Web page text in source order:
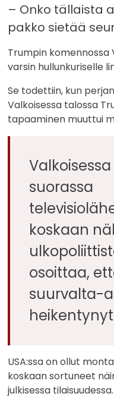
– Onko tällaista
pakko sietää
Trumpin
varsin hullunkuriselle
Se todettiin, kun
Valkoisessa talossa
tapaaminen muuttui
suorassa
koskaan
osoittaa,
suurvalta-
USA:ssa on ollut
koskaan sortuneet
julkisessa tilaisuudessa.